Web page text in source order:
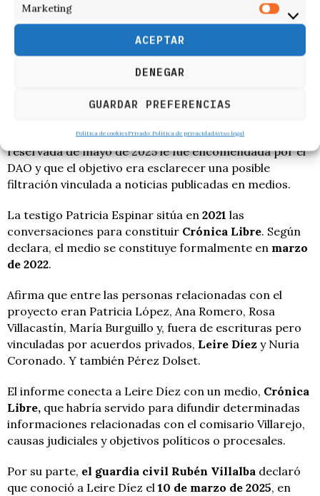
Marketing
ACEPTAR
DENEGAR
GUARDAR PREFERENCIAS
Política de cookies Privado: Política de privacidadAviso legal
información sobre la
, mandos de
la Guardia Civil o causas sensibles.
Informaciones reservadas
agentes declaran sobre
informaciones
a medios. Uno de los agentes afirma que la información
reservada de mayo de 2025 le fue encomendada por el
DAO y que el objetivo era esclarecer una posible
filtración vinculada a noticias publicadas en medios.
La testigo Patricia Espinar sitúa en 2021 las
conversaciones para constituir Crónica Libre. Según
declara, el medio se constituye formalmente en marzo
de 2022.
Afirma que entre las personas relacionadas con el
proyecto eran Patricia López, Ana Romero, Rosa
Villacastín, María Burguillo y, fuera de escrituras pero
vinculadas por acuerdos privados, Leire Díez y Nuria
Coronado. Y también Pérez Dolset.
El informe conecta a Leire Díez con un medio, Crónica
Libre, que habría servido para difundir determinadas
informaciones relacionadas con el comisario Villarejo,
causas judiciales y objetivos políticos o procesales.
Por su parte, el guardia civil Rubén Villalba declaró
que conoció a Leire Díez el 10 de marzo de 2025, en